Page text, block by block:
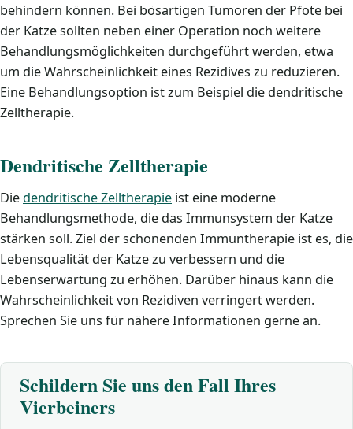
behindern können. Bei bösartigen Tumoren der Pfote bei
der Katze sollten neben einer Operation noch weitere
Behandlungsmöglichkeiten durchgeführt werden, etwa
um die Wahrscheinlichkeit eines Rezidives zu reduzieren.
Eine Behandlungsoption ist zum Beispiel die dendritische
Zelltherapie.
Dendritische Zelltherapie
Diedendritische Zelltherapie ist eine moderne
Behandlungsmethode, die das Immunsystem der Katze
stärken soll. Ziel der schonenden Immuntherapie ist es, die
Lebensqualität der Katze zu verbessern und die
Lebenserwartung zu erhöhen. Darüber hinaus kann die
Wahrscheinlichkeit von Rezidiven verringert werden.
Sprechen Sie uns für nähere Informationen gerne an.
Schildern Sie uns den Fall Ihres
Vierbeiners